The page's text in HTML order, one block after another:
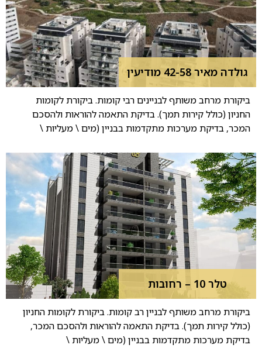
גולדה מאיר 42-58 מודיעין
ביקורת מרחב משותף לבניינים רבי קומות. ביקורת לקומות
החניון (כולל קירות תמך). בדיקת התאמה להוראות ולהסכם
המכר, בדיקת מערכות מתקדמות בבניין (מים \ מעליות \
טלר 10 – רחובות
ביקורת מרחב משותף לבניין רב קומות. ביקורת לקומות החניון
(כולל קירות תמך). בדיקת התאמה להוראות ולהסכם המכר,
בדיקת מערכות מתקדמות בבניין (מים \ מעליות \